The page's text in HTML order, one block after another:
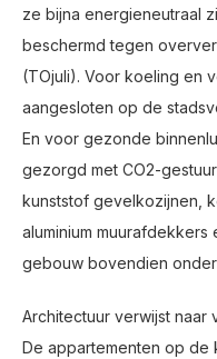
ze bijna energieneutraal
beschermd tegen
(TOjuli). Voor koeling en
aangesloten op de
En voor gezonde
gezorgd met CO2-
kunststof gevelkozijnen,
aluminium
gebouw bovendien
Architectuur verwijst naar
De appartementen op